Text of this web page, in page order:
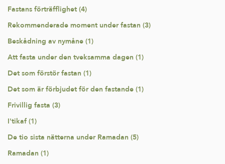
Fastans förträfflighet (4)
Rekommenderade moment under fastan (3)
Beskådning av nymåne (1)
Att fasta under den tveksamma dagen (1)
Det som förstör fastan (1)
Det som är förbjudet för den fastande (1)
Frivillig fasta (3)
I'tikaf (1)
De tio sista nätterna under Ramadan (5)
Ramadan (1)